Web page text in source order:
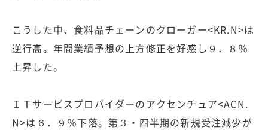
こうした中、食料品チェーンのクローガー<KR.N>は
逆行高。年間業績予想の上方修正を好感し９．８％
上昇した。
ＩＴサービスプロバイダーのアクセンチュア<ACN.
N>は６．９％下落。第３・四半期の新規受注減少が